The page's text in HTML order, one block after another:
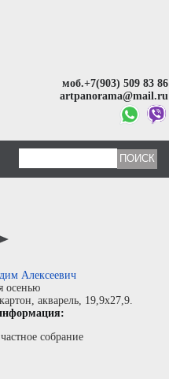
моб.+7(903) 509 83 86
artpanorama@mail.ru
Алексеевич
осенью
картон, акварель, 19,9x27,9.
собрание